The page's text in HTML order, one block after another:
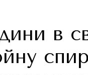
в